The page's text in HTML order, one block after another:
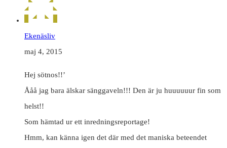
Ekenäsliv
maj 4, 2015
Hej sötnos!!’
Ååå jag bara älskar sänggaveln!!! Den är ju huuuuuur fin som
helst!!
Som hämtad ur ett inredningsreportage!
Hmm, kan känna igen det där med det maniska beteendet